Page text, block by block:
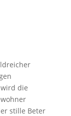
die
stille Beter